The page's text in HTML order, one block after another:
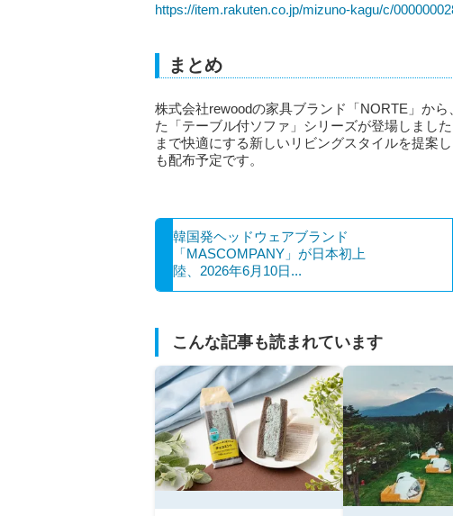
https://item.rakuten.co.jp/mizuno-kagu/c/
まとめ
株式会社rewoodの家具ブランド「NORTE」か
た「テーブル付ソファ」シリーズが登場しまし
まで快適にする新しいリビングスタイルを提案
も配布予定です。
韓国発ヘッドウェアブランド
「MASCOMPANY」が日本初上
陸、2026年6月10日...
こんな記事も読まれています